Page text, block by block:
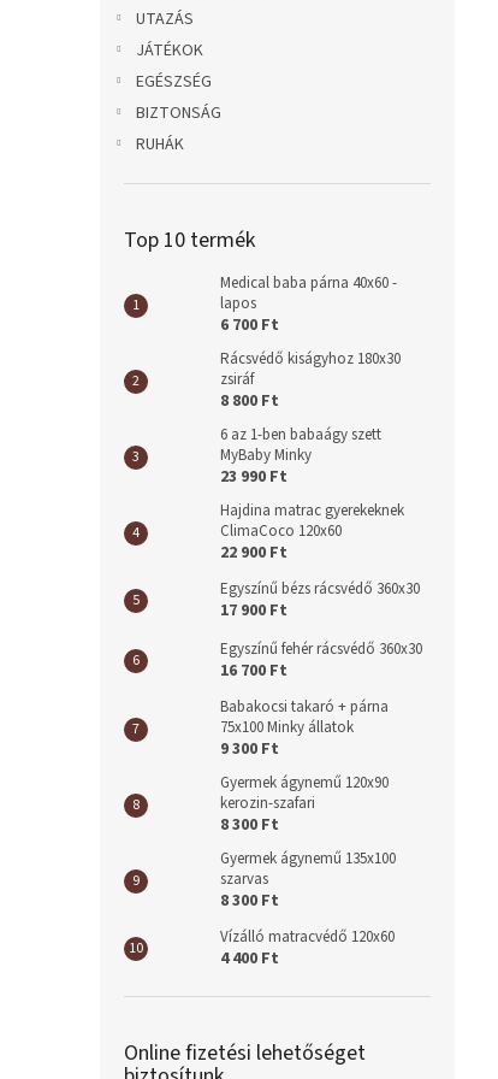
UTAZÁS
JÁTÉKOK
EGÉSZSÉG
BIZTONSÁG
RUHÁK
Top 10 termék
Medical baba párna 40x60 -
lapos
6 700 Ft
Rácsvédő kiságyhoz 180x30
zsiráf
8 800 Ft
6 az 1-ben babaágy szett
MyBaby Minky
23 990 Ft
Hajdina matrac gyerekeknek
ClimaCoco 120x60
22 900 Ft
Egyszínű bézs rácsvédő 360x30
17 900 Ft
Egyszínű fehér rácsvédő 360x30
16 700 Ft
Babakocsi takaró + párna
75x100 Minky állatok
9 300 Ft
Gyermek ágynemű 120x90
kerozin-szafari
8 300 Ft
Gyermek ágynemű 135x100
szarvas
8 300 Ft
Vízálló matracvédő 120x60
4 400 Ft
Online fizetési lehetőséget